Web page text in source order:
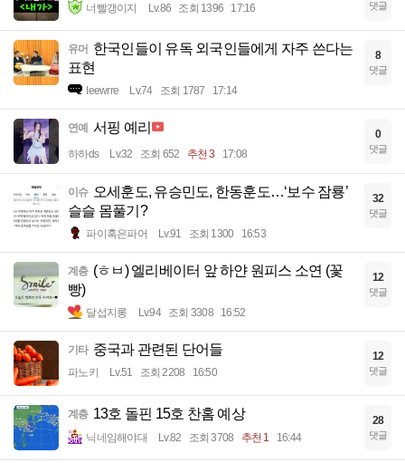
너빨갱이지 Lv.86 조회 1396 17:16 댓글
유머 한국인들이 유독 외국인들에게 자주 쓴다는
표현
Ieewrre Lv.74 조회 1787 17:14
8
댓글
연예 서핑 예리
하하ds Lv.32 조회 652 추천 3 17:08
0
댓글
이슈 오세훈도, 유승민도, 한동훈도…‘보수 잠룡’
슬슬 몸풀기?
파이혹은파어 Lv.91 조회 1300 16:53
32
댓글
계층 (ㅎㅂ) 엘리베이터 앞 하얀 원피스 소연 (꽃
빵)
달섭지롱 Lv.94 조회 3308 16:52
12
댓글
기타 중국과 관련된 단어들
파노키 Lv.51 조회 2208 16:50
12
댓글
계층 13호 돌핀 15호 찬홈 예상
닉네임해야대 Lv.82 조회 3708 추천 1 16:44
28
댓글